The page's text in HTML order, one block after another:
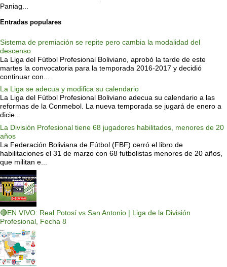
Paniag...
Entradas populares
Sistema de premiación se repite pero cambia la modalidad del
descenso
La Liga del Fútbol Profesional Boliviano, aprobó la tarde de este
martes la convocatoria para la temporada 2016-2017 y decidió
continuar con...
La Liga se adecua y modifica su calendario
La Liga del Fútbol Profesional Boliviano adecua su calendario a las
reformas de la Conmebol. La nueva temporada se jugará de enero a
dicie...
La División Profesional tiene 68 jugadores habilitados, menores de 20
años
La Federación Boliviana de Fútbol (FBF) cerró el libro de
habilitaciones el 31 de marzo con 68 futbolistas menores de 20 años,
que militan e...
🔴EN VIVO: Real Potosí vs San Antonio | Liga de la División
Profesional, Fecha 8